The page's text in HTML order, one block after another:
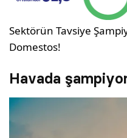
Sektörün Tavsiye
Domestos!
Havada